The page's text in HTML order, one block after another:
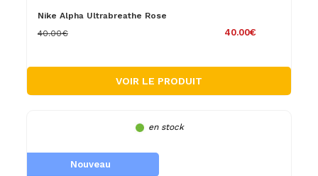
Nike Alpha Ultrabreathe Rose
40.00€
40.00€
VOIR LE PRODUIT
en stock
Nouveau